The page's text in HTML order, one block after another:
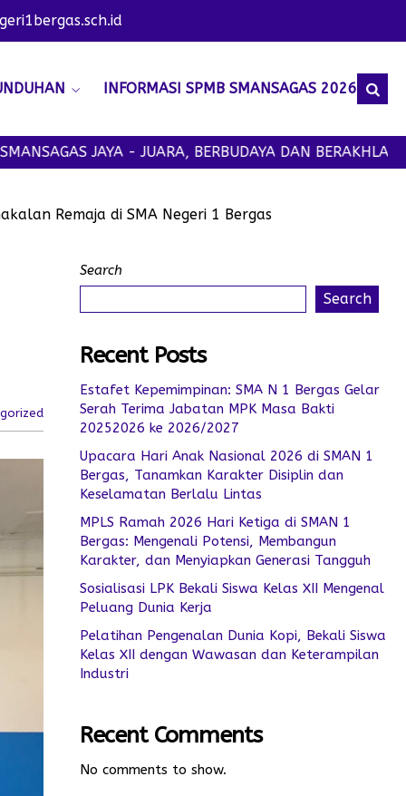
INFORMASI SPMB SMANSAGAS 2026
JAYA - JUARA, BERBUDAYA DAN BERAKHLAK MULIA
Remaja di SMA Negeri 1 Bergas
Search
Search
Recent Posts
Estafet Kepemimpinan: SMA N 1 Bergas Gelar
Serah Terima Jabatan MPK Masa Bakti
20252026 ke 2026/2027
Upacara Hari Anak Nasional 2026 di SMAN 1
Bergas, Tanamkan Karakter Disiplin dan
Keselamatan Berlalu Lintas
MPLS Ramah 2026 Hari Ketiga di SMAN 1
Bergas: Mengenali Potensi, Membangun
Karakter, dan Menyiapkan Generasi Tangguh
Sosialisasi LPK Bekali Siswa Kelas XII Mengenal
Peluang Dunia Kerja
Pelatihan Pengenalan Dunia Kopi, Bekali Siswa
Kelas XII dengan Wawasan dan Keterampilan
Industri
Recent Comments
No comments to show.